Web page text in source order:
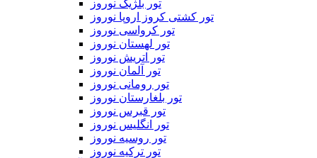
تور بلژیک نوروز
تور کشتی کروز اروپا نوروز
تور کرواسی نوروز
تور لهستان نوروز
تور اتریش نوروز
تور آلمان نوروز
تور رومانی نوروز
تور بلغارستان نوروز
تور قبرس نوروز
تور انگلیس نوروز
تور روسیه نوروز
تور ترکیه نوروز